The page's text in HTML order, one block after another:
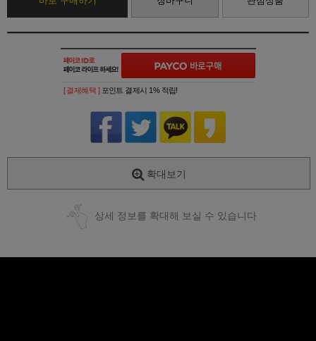
[ 결제혜택 ] 포인트 결제시 1% 적립!
확대보기
상세 정보를 확대해 보실 수 있습니다